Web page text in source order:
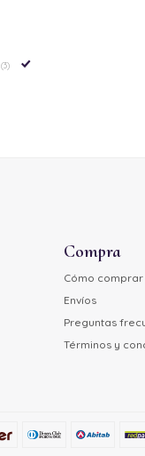
(3)
Compra
Cómo comprar
Envíos
Preguntas
Términos y